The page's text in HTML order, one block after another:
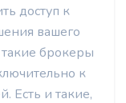
доступ к
вашего
брокеры
к
Есть и такие,